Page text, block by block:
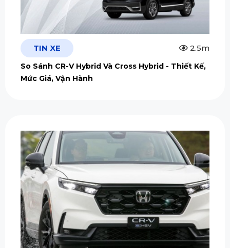
TIN XE 2.5m
So Sánh CR-V Hybrid Và Cross Hybrid - Thiết Kế,
Mức Giá, Vận Hành